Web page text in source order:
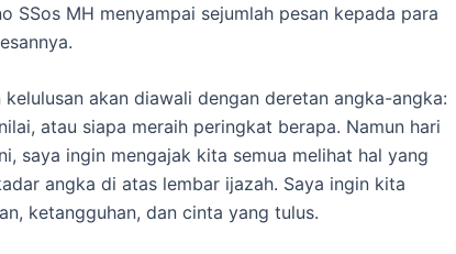
SSos MH menyampai sejumlah pesan kepada para
kelulusan akan diawali dengan deretan angka-angka:
atau siapa meraih peringkat berapa. Namun hari
saya ingin mengajak kita semua melihat hal yang
angka di atas lembar ijazah. Saya ingin kita
ketangguhan, dan cinta yang tulus.